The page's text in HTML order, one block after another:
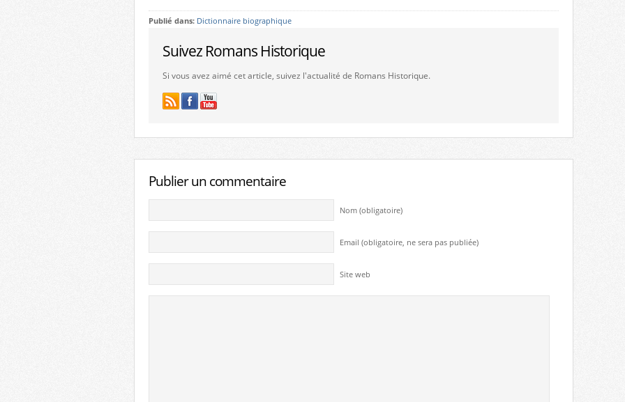
Publié dans: Dictionnaire biographique
Suivez Romans Historique
Si vous avez aimé cet article, suivez l'actualité de Romans Historique.
Publier un commentaire
Nom (obligatoire)
Email (obligatoire, ne sera pas publiée)
Site web